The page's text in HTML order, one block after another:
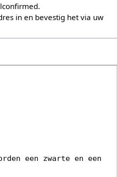
in en bevestig het via uw